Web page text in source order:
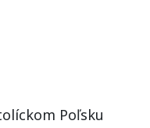
Poľsku